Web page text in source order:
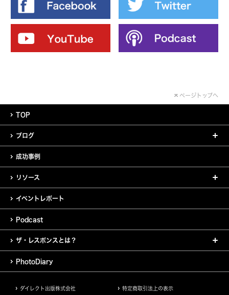
ページトップへ
TOP
ブログ
成功事例
リソース
イベントレポート
Podcast
ザ・レスポンスとは？
PhotoDiary
ダイレクト出版株式会社 特定商取引法上の表示